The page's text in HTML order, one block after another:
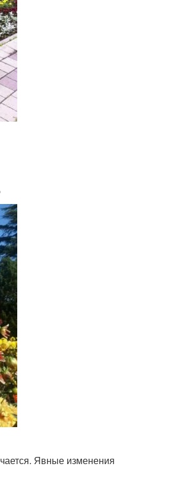
Явные изменения